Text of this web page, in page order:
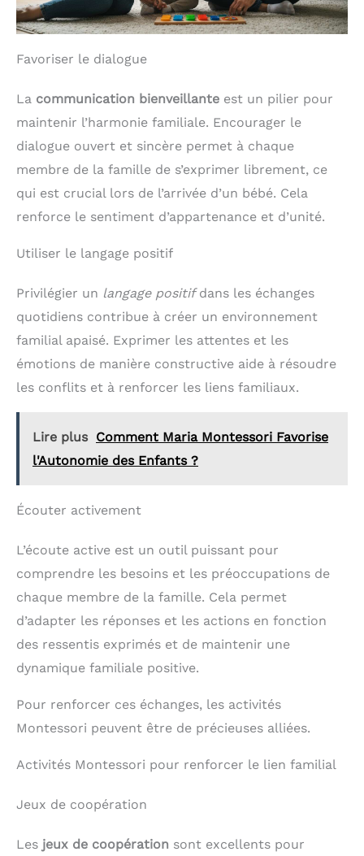
Favoriser le dialogue
La communication bienveillante est un pilier pour
maintenir l’harmonie familiale. Encourager le
dialogue ouvert et sincère permet à chaque
membre de la famille de s’exprimer librement, ce
qui est crucial lors de l’arrivée d’un bébé. Cela
renforce le sentiment d’appartenance et d’unité.
Utiliser le langage positif
Privilégier un langage positifdans les échanges
quotidiens contribue à créer un environnement
familial apaisé. Exprimer les attentes et les
émotions de manière constructive aide à résoudre
les conflits et à renforcer les liens familiaux.
Lire plus Comment Maria Montessori Favorise
l'Autonomie des Enfants ?
Écouter activement
L’écoute active est un outil puissant pour
comprendre les besoins et les préoccupations de
chaque membre de la famille. Cela permet
d’adapter les réponses et les actions en fonction
des ressentis exprimés et de maintenir une
dynamique familiale positive.
Pour renforcer ces échanges, les activités
Montessori peuvent être de précieuses alliées.
Activités Montessori pour renforcer le lien familial
Jeux de coopération
Les jeux de coopération sont excellents pour